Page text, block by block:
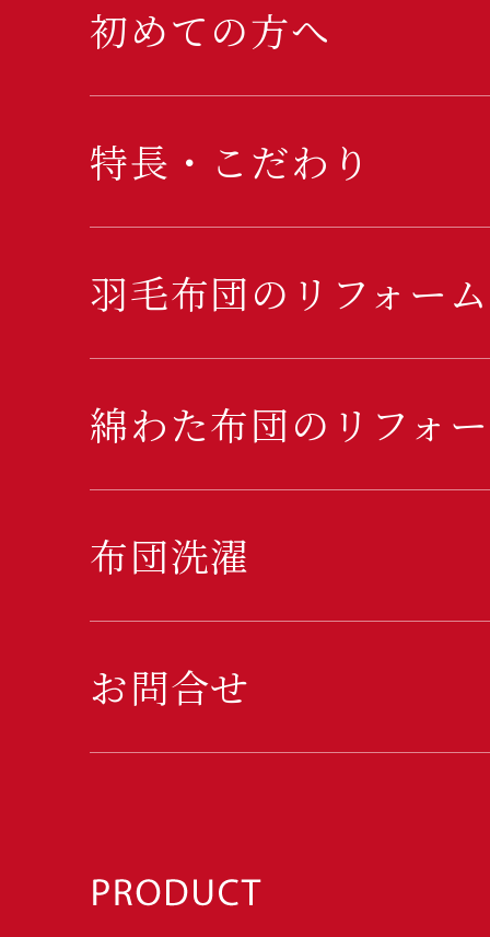
初めての方へ
特長・こだわり
羽毛布団のリフォーム
綿わた布団のリフォ
布団洗濯
お問合せ